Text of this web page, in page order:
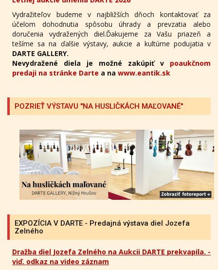
Vydražiteľov budeme v najbližších dňoch kontaktovať za
účelom dohodnutia spôsobu úhrady a prevzatia alebo
doručenia vydražených diel.Ďakujeme za Vašu priazeň a
tešíme sa na ďalšie výstavy, aukcie a kultúrne podujatia v
DARTE GALLERY.
Nevydražené diela je možné zakúpiť v poaukčnom
predaji na stránke Darte a na www.eantik.sk
POZRIEŤ VÝSTAVU "NA HUSLIČKÁCH MAĽOVANÉ"
EXPOZÍCIA V DARTE - Predajná výstava diel Jozefa
Zelného
Dražba diel Jozefa Zelného na Aukcii DARTE prekvapila. -
viď. odkaz na video záznam